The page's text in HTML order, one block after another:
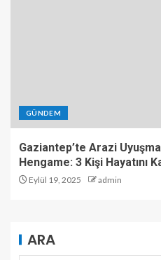
GÜNDEM
Gaziantep’te Arazi
Hengame: 3 Kişi Hayatını
Eylül 19, 2025 admin
ARA